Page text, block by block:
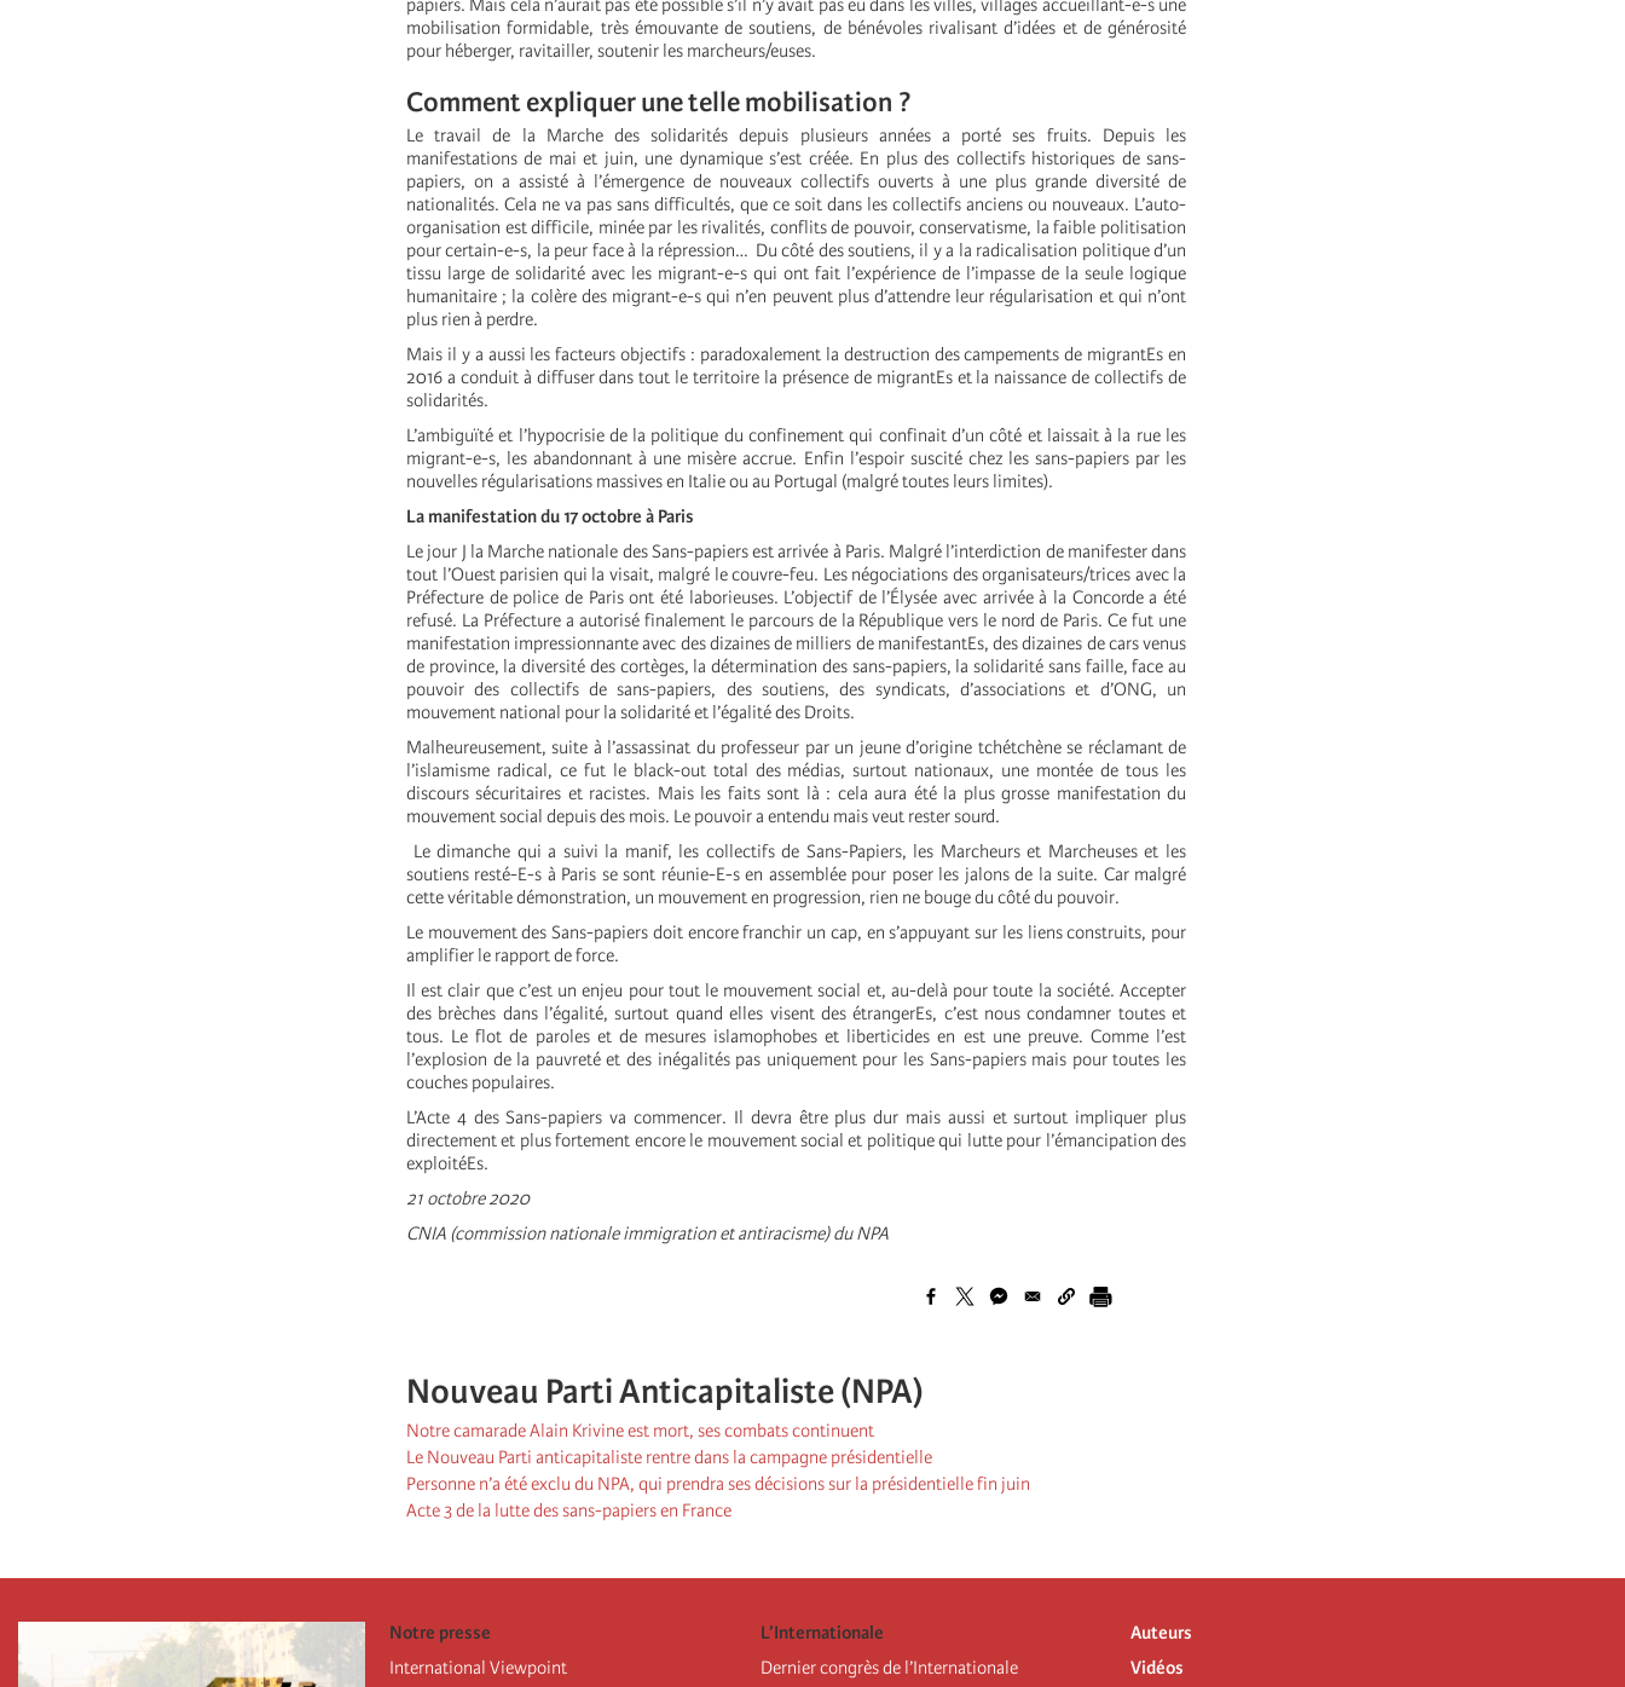
papiers. Mais cela n’aurait pas été possible s’il n’y avait pas eu dans les villes, villages accueillant-e-s une
mobilisation formidable, très émouvante de soutiens, de bénévoles rivalisant d’idées et de générosité
pour héberger, ravitailler, soutenir les marcheurs/euses.
Comment expliquer une telle mobilisation ?
Le travail de la Marche des solidarités depuis plusieurs années a porté ses fruits. Depuis les
manifestations de mai et juin, une dynamique s’est créée. En plus des collectifs historiques de sans-
papiers, on a assisté à l’émergence de nouveaux collectifs ouverts à une plus grande diversité de
nationalités. Cela ne va pas sans difficultés, que ce soit dans les collectifs anciens ou nouveaux. L’auto-
organisation est difficile, minée par les rivalités, conflits de pouvoir, conservatisme, la faible politisation
pour certain-e-s, la peur face à la répression… Du côté des soutiens, il y a la radicalisation politique d’un
tissu large de solidarité avec les migrant-e-s qui ont fait l’expérience de l’impasse de la seule logique
humanitaire ; la colère des migrant-e-s qui n’en peuvent plus d’attendre leur régularisation et qui n’ont
plus rien à perdre.
Mais il y a aussi les facteurs objectifs : paradoxalement la destruction des campements de migrantEs en
2016 a conduit à diffuser dans tout le territoire la présence de migrantEs et la naissance de collectifs de
solidarités.
L’ambiguïté et l’hypocrisie de la politique du confinement qui confinait d’un côté et laissait à la rue les
migrant-e-s, les abandonnant à une misère accrue. Enfin l’espoir suscité chez les sans-papiers par les
nouvelles régularisations massives en Italie ou au Portugal (malgré toutes leurs limites).
La manifestation du 17 octobre à Paris
Le jour J la Marche nationale des Sans-papiers est arrivée à Paris. Malgré l’interdiction de manifester dans
tout l’Ouest parisien qui la visait, malgré le couvre-feu. Les négociations des organisateurs/trices avec la
Préfecture de police de Paris ont été laborieuses. L’objectif de l’Élysée avec arrivée à la Concorde a été
refusé. La Préfecture a autorisé finalement le parcours de la République vers le nord de Paris. Ce fut une
manifestation impressionnante avec des dizaines de milliers de manifestantEs, des dizaines de cars venus
de province, la diversité des cortèges, la détermination des sans-papiers, la solidarité sans faille, face au
pouvoir des collectifs de sans-papiers, des soutiens, des syndicats, d’associations et d’ONG, un
mouvement national pour la solidarité et l’égalité des Droits.
Malheureusement, suite à l’assassinat du professeur par un jeune d’origine tchétchène se réclamant de
l’islamisme radical, ce fut le black-out total des médias, surtout nationaux, une montée de tous les
discours sécuritaires et racistes. Mais les faits sont là : cela aura été la plus grosse manifestation du
mouvement social depuis des mois. Le pouvoir a entendu mais veut rester sourd.
Le dimanche qui a suivi la manif, les collectifs de Sans-Papiers, les Marcheurs et Marcheuses et les
soutiens resté-E-s à Paris se sont réunie-E-s en assemblée pour poser les jalons de la suite. Car malgré
cette véritable démonstration, un mouvement en progression, rien ne bouge du côté du pouvoir.
Le mouvement des Sans-papiers doit encore franchir un cap, en s’appuyant sur les liens construits, pour
amplifier le rapport de force.
Il est clair que c’est un enjeu pour tout le mouvement social et, au-delà pour toute la société. Accepter
des brèches dans l’égalité, surtout quand elles visent des étrangerEs, c’est nous condamner toutes et
tous. Le flot de paroles et de mesures islamophobes et liberticides en est une preuve. Comme l’est
l’explosion de la pauvreté et des inégalités pas uniquement pour les Sans-papiers mais pour toutes les
couches populaires.
L’Acte 4 des Sans-papiers va commencer. Il devra être plus dur mais aussi et surtout impliquer plus
directement et plus fortement encore le mouvement social et politique qui lutte pour l’émancipation des
exploitéEs.
21 octobre 2020
CNIA (commission nationale immigration et antiracisme) du NPA
Nouveau Parti Anticapitaliste (NPA)
Notre camarade Alain Krivine est mort, ses combats continuent
Le Nouveau Parti anticapitaliste rentre dans la campagne présidentielle
Personne n’a été exclu du NPA, qui prendra ses décisions sur la présidentielle fin juin
Acte 3 de la lutte des sans-papiers en France
Notre presse
International Viewpoint
L’Internationale
Dernier congrès de l’Internationale
Auteurs
Vidéos